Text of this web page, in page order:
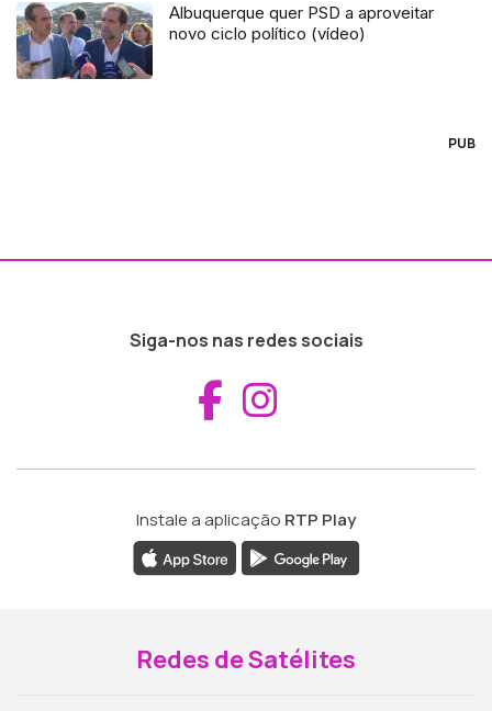
Albuquerque quer PSD a aproveitar
novo ciclo político (vídeo)
PUB
Siga-nos nas redes sociais
Aceder ao
Instale a aplicação RTP Play
Redes de Satélites